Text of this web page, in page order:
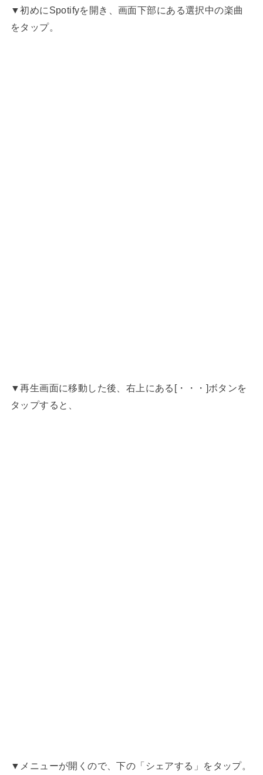
▼初めにSpotifyを開き、画面下部にある選択中の楽曲
をタップ。
▼再生画面に移動した後、右上にある[・・・]ボタンを
タップすると、
▼メニューが開くので、下の「シェアする」をタップ。